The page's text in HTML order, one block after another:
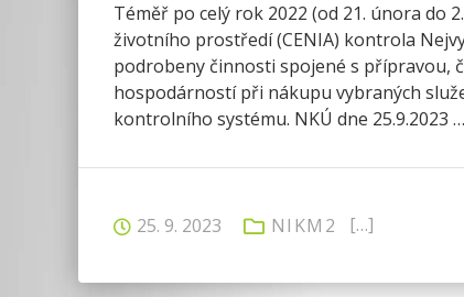
Téměř po celý rok 2022 (od 21. února do
životního prostředí (CENIA) kontrola
podrobeny činnosti spojené s přípravou,
hospodárností při nákupu vybraných
kontrolního systému. NKÚ dne 25.9.2023 …
25. 9. 2023 NIKM2 […]